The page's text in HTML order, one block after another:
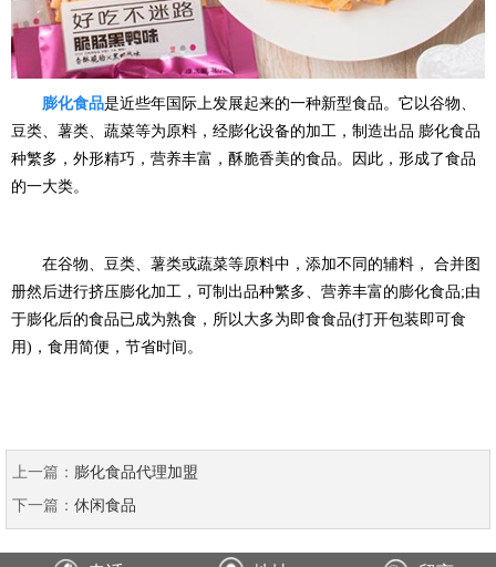
膨化食品是近些年国际上发展起来的一种新型食品。它以谷物、
豆类、薯类、蔬菜等为原料，经膨化设备的加工，制造出品 膨化食品
种繁多，外形精巧，营养丰富，酥脆香美的食品。因此，形成了食品
的一大类。
在谷物、豆类、薯类或蔬菜等原料中，添加不同的辅料， 合并图
册然后进行挤压膨化加工，可制出品种繁多、营养丰富的膨化食品;由
于膨化后的食品已成为熟食，所以大多为即食食品(打开包装即可食
用)，食用简便，节省时间。
上一篇： 膨化食品代理加盟
下一篇： 休闲食品